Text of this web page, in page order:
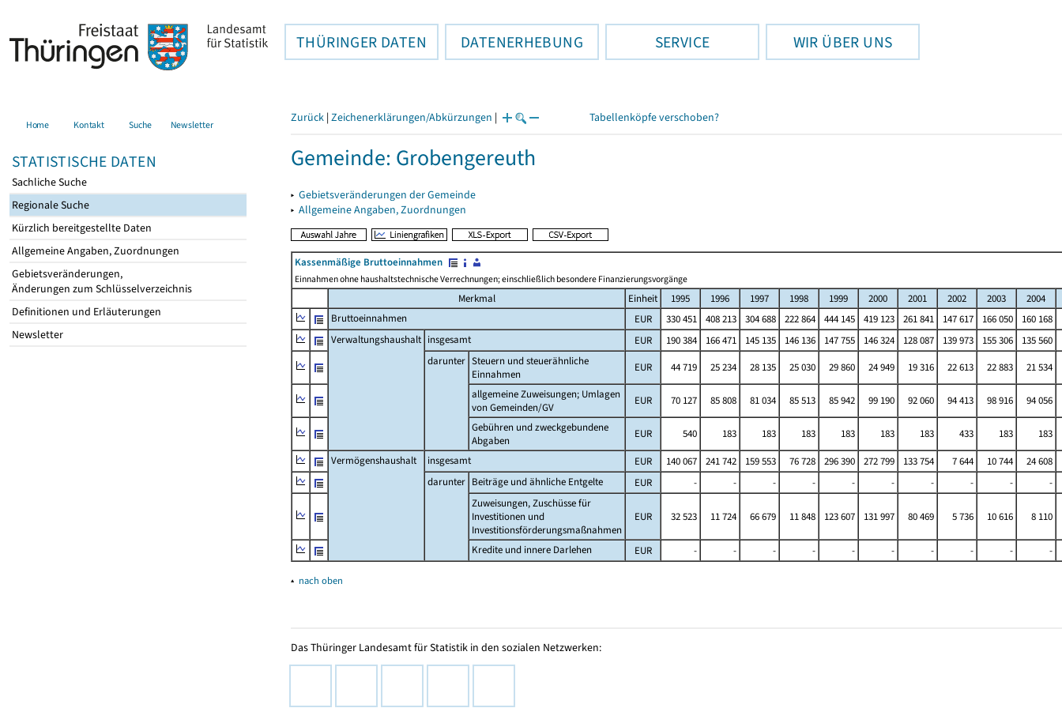
THÜRINGER DATEN DATENERHEBUNG SERVICE WIR ÜBER UNS
Home Kontakt Suche Newsletter
STATISTISCHE DATEN
Sachliche Suche
Regionale Suche
Kürzlich bereitgestellte Daten
Allgemeine Angaben, Zuordnungen
Gebietsveränderungen,
Änderungen zum Schlüsselverzeichnis
Definitionen und Erläuterungen
Newsletter
Zurück | Zeichenerklärungen/Abkürzungen | Tabellenköpfe verschoben?
Gemeinde: Grobengereuth
▸ Gebietsveränderungen der Gemeinde
▸ Allgemeine Angaben, Zuordnungen
Kassenmäßige Bruttoeinnahmen
Einnahmen ohne haushaltstechnische Verrechnungen; einschließlich besondere Finanzierungsvorgänge
Merkmal Einheit 1995 1996 1997 1998 1999 2000 2001 2002 2003
2004
Bruttoeinnahmen
EUR 330 451 408 213 304 688 222 864 444 145 419 123 261 841 147 617 166 050 160 168
Verwaltungshaushalt insgesamt EUR 190 384 166 471 145 135 146 136 147 755 146 324 128 087 139 973 155 306 135 560
darunter Steuern und steuerähnliche
Einnahmen
EUR 44 719 25 234 28 135 25 030 29 860 24 949 19 316 22 613 22 883
21 534
allgemeine Zuweisungen; Umlagen
von Gemeinden/GV
EUR 70 127 85 808 81 034 85 513 85 942 99 190 92 060 94 413 98 916
94 056
Gebühren und zweckgebundene
Abgaben
EUR 540 183 183 183 183 183 183 433 183
183
Vermögenshaushalt
insgesamt EUR 140 067 241 742 159 553 76 728 296 390 272 799 133 754 7 644 10 744
24 608
darunter Beiträge und ähnliche Entgelte EUR - - - - - - - - -
-
Zuweisungen, Zuschüsse für
Investitionen und
Investitionsförderungsmaßnahmen
EUR 32 523 11 724 66 679 11 848 123 607 131 997 80 469 5 736 10 616 8 110
Kredite und innere Darlehen EUR - - - - - - - - - -
▴ nach oben
Das Thüringer Landesamt für Statistik in den sozialen Netzwerken: